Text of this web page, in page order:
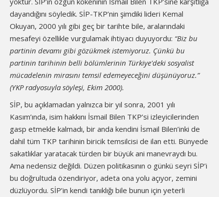
dayandığını söyledik. SİP-TKP’nin şimdiki lideri Kemal
Okuyan, 2000 yılı gibi geç bir tarihte bile, aralarındaki
mesafeyi özellikle vurgulamak ihtiyacı duyuyordu: “Biz bu
partinin devamı gibi gözükmek istemiyoruz. Çünkü bu
partinin tarihinin belli bölümlerinin Türkiye'deki sosyalist
mücadelenin mirasını temsil edemeyeceğini düşünüyoruz.”
(YKP radyosuyla söyleşi, Ekim 2000).
SİP, bu açıklamadan yalnızca bir yıl sonra, 2001 yılı
Kasım’ında, isim hakkını İsmail Bilen TKP’si izleyicilerinden
gasp etmekle kalmadı, bir anda kendini İsmail Bilen’inki de
dahil tüm TKP tarihinin biricik temsilcisi de ilan etti. Bünyede
sakatlıklar yaratacak türden bir büyük ani manevraydı bu.
Ama nedensiz değildi. Düzen politikasının o günkü seyri SİP’i
bu doğrultuda özendiriyor, adeta ona yolu açıyor, zemini
düzlüyordu. SİP’in kendi tanıklığı bile bunun için yeterli